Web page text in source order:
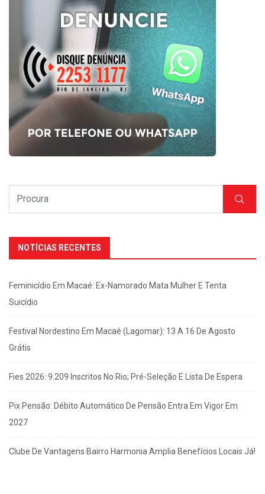
NOTÍCIAS RECENTES
Feminicídio Em Macaé: Ex-Namorado Mata Mulher E Tenta
Suicídio
Festival Nordestino Em Macaé (Lagomar): 13 A 16 De Agosto
Grátis
Fies 2026: 9.209 Inscritos No Rio; Pré-Seleção E Lista De Espera
Pix Pensão: Débito Automático De Pensão Entra Em Vigor Em
2027
Clube De Vantagens Bairro Harmonia Amplia Benefícios Locais Já!